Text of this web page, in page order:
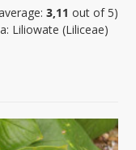
3,11 out of 5)
Liliowate (Liliceae)